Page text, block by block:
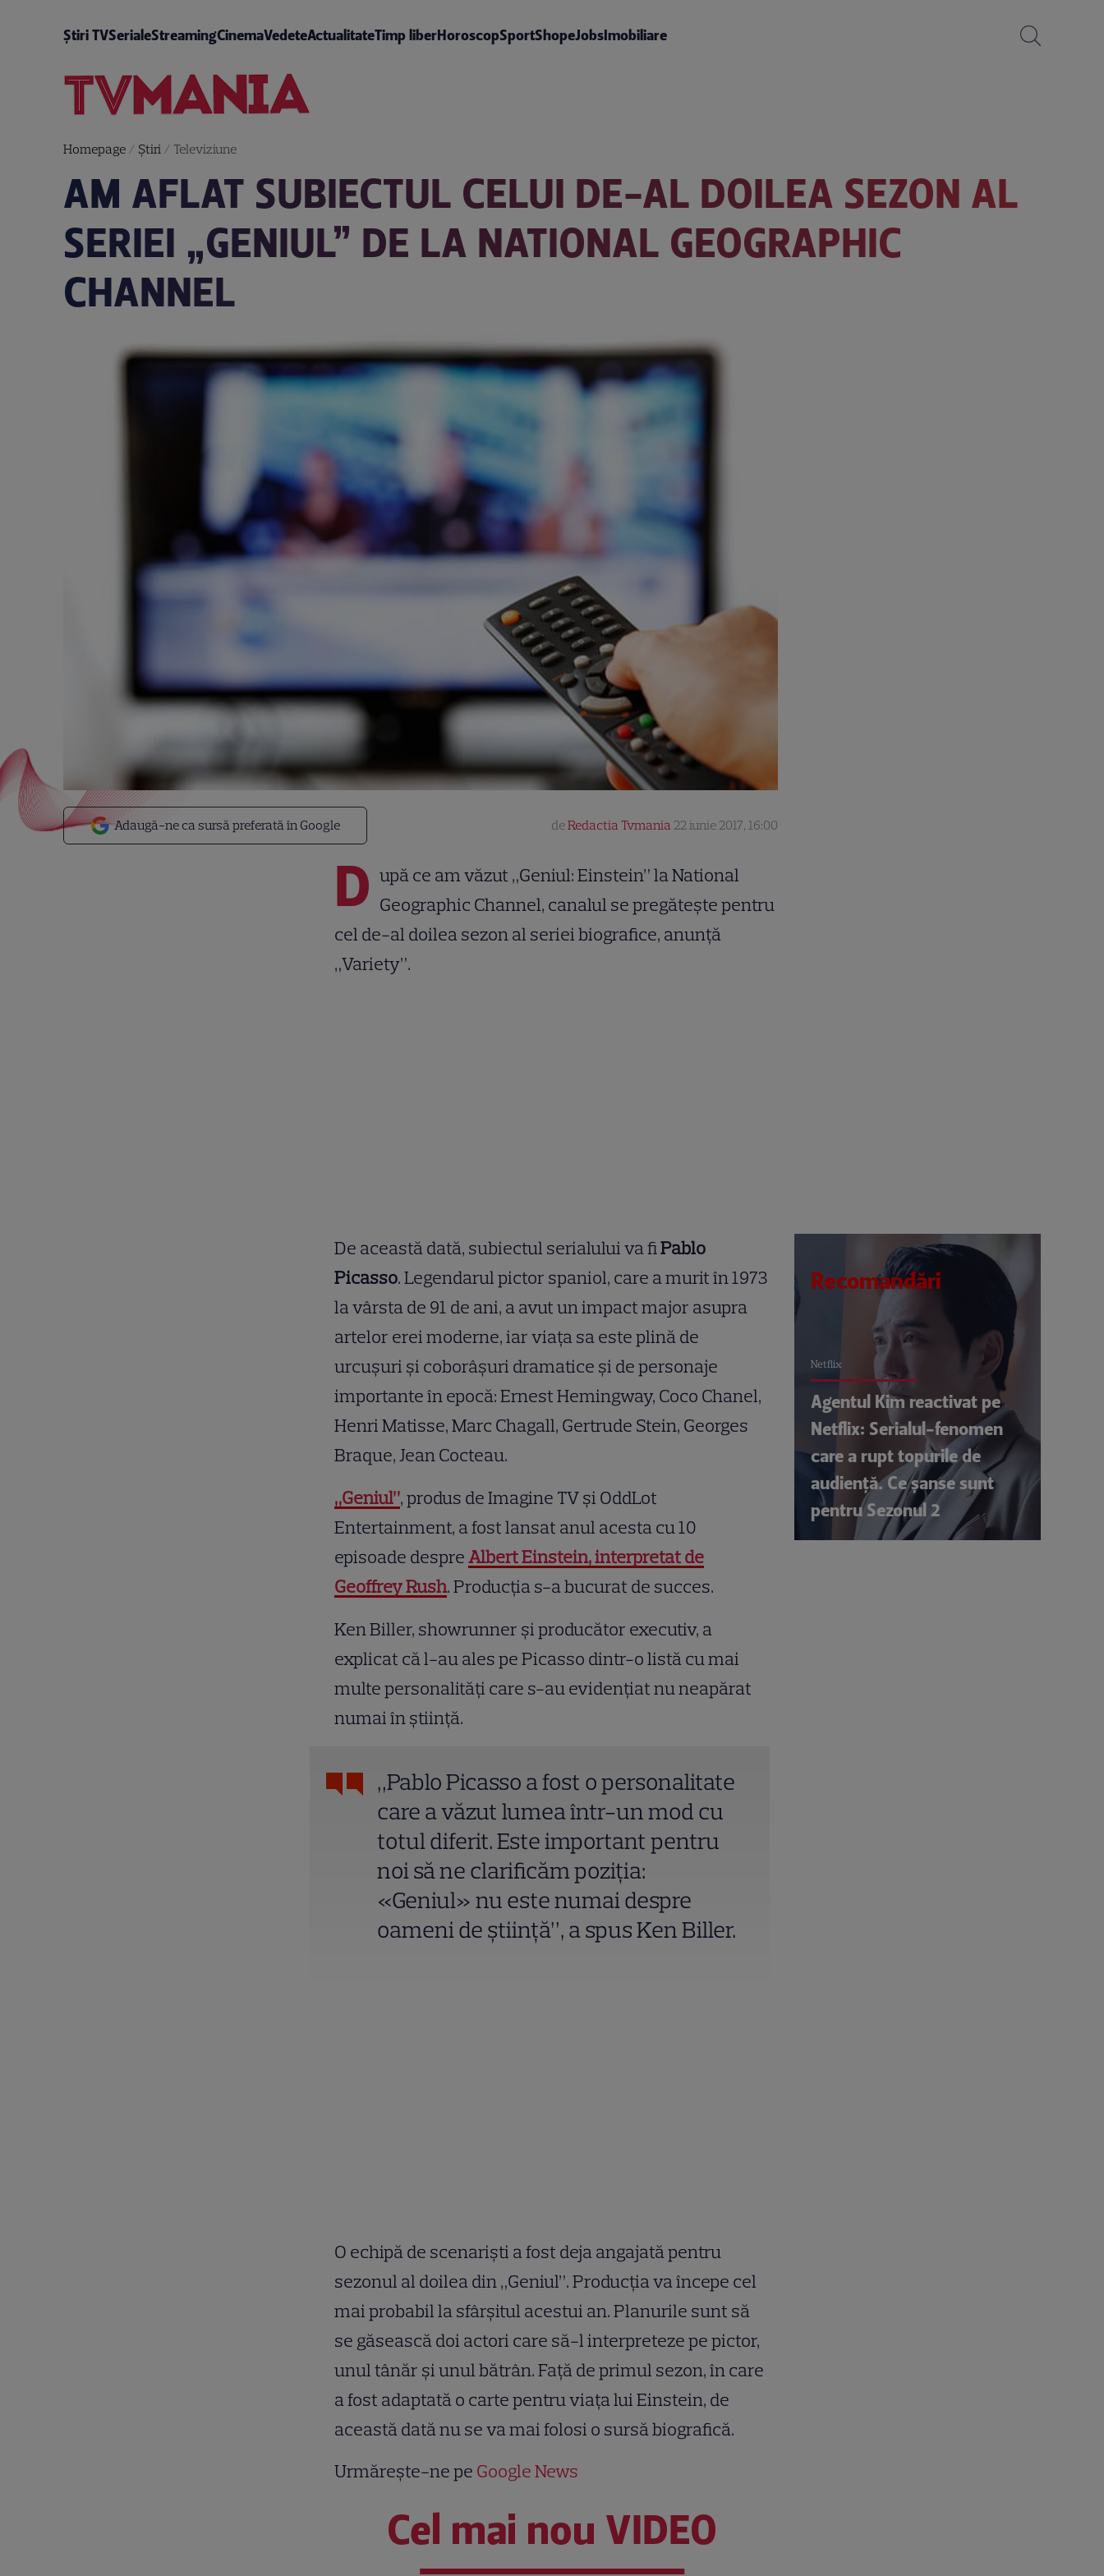
Știri TVSerialeStreamingCinemaVedeteActualitateTimp liberHoroscopSportShopeJobsImobiliare
Homepage/ Știri/ Televiziune
AM AFLAT SUBIECTUL CELUI DE-AL DOILEA SEZON AL
SERIEI „GENIUL” DE LA NATIONAL GEOGRAPHIC
CHANNEL
Adaugă-ne ca sursă preferată în Google deRedactia Tvmania 22 iunie 2017, 16:00
D upă ce am văzut „Geniul: Einstein” la National
Geographic Channel, canalul se pregătește pentru
cel de-al doilea sezon al seriei biografice, anunță
„Variety”.
De această dată, subiectul serialului va fiPablo
Picasso. Legendarul pictor spaniol, care a murit în 1973
la vârsta de 91 de ani, a avut un impact major asupra
artelor erei moderne, iar viața sa este plină de
urcușuri și coborâșuri dramatice și de personaje
importante în epocă: Ernest Hemingway, Coco Chanel,
Henri Matisse, Marc Chagall, Gertrude Stein, Georges
Braque, Jean Cocteau.
„Geniul”, produs de Imagine TV și OddLot
Entertainment, a fost lansat anul acesta cu 10
episoade despreAlbert Einstein, interpretat de
Geoffrey Rush. Producția s-a bucurat de succes.
Ken Biller, showrunner și producător executiv, a
explicat că l-au ales pe Picasso dintr-o listă cu mai
multe personalități care s-au evidențiat nu neapărat
numai în știință.
„Pablo Picasso a fost o personalitate
care a văzut lumea într-un mod cu
totul diferit. Este important pentru
noi să ne clarificăm poziția:
«Geniul» nu este numai despre
oameni de știință”, a spus Ken Biller.
O echipă de scenariști a fost deja angajată pentru
sezonul al doilea din „Geniul”. Producția va începe cel
mai probabil la sfârșitul acestui an. Planurile sunt să
se găsească doi actori care să-l interpreteze pe pictor,
unul tânăr și unul bătrân. Față de primul sezon, în care
a fost adaptată o carte pentru viața lui Einstein, de
această dată nu se va mai folosi o sursă biografică.
Urmărește-ne pe Google News
Cel mai nou VIDEO
Recomandări
Netflix
Agentul Kim reactivat pe
Netflix: Serialul-fenomen
care a rupt topurile de
audiență. Ce șanse sunt
pentru Sezonul 2